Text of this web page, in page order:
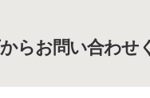
らお問い合わせ